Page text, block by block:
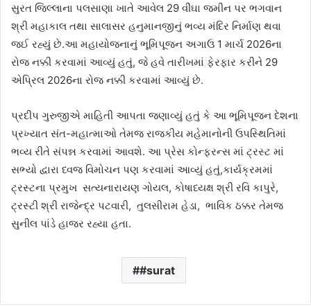
સુરત જિલ્લાના પલસાણા ખાતે આવેલ 29 વીંઘા જમીન પર ભગવાન
શ્રી મહાકાલ તથા સાલાસર હનુમાનજીનું ભવ્ય મંદિર નિર્માણ થવા
જઈ રહ્યું છે.આ મહાયોજનાનું ભૂમિપૂજન અગાઉ 1 માર્ચ 2026ના
રોજ નક્કી કરવામાં આવ્યું હતું, જે હવે તારીખમાં ફેરફાર કરીને 29
એપ્રિલ 2026ના રોજ નક્કી કરવામાં આવ્યું છે.
પ્રદીપ ગુરુજીએ માહિતી આપતા જણાવ્યું હતું કે આ ભૂમિપૂજન દેશના
પ્રખ્યાત સંત-મહાત્માઓ તેમજ રાજકીય મહેમાનોની ઉપસ્થિતિમાં
ભવ્ય રીતે સંપન્ન કરવામાં આવશે. આ પ્રેસ કોન્ફરન્સ માં ટ્રસ્ટ માં
સભ્યો દ્વારા ધ્વજ વિમોચન પણ કરવામાં આવ્યું હતું,કાર્યક્રમમાં
ટ્રસ્ટના પ્રમુખ સત્યનારાયણ ગોયલ, કોષાધ્યક્ષ શ્રી રવિ કાપુરે,
ટ્રસ્ટી શ્રી રાજેન્દ્ર પટવારી, તુલસીરામ હેડા, ભાવિક ઠક્કર તેમજ
સુનીલ પાંડે હાજર રહ્યા હતા.
#surat